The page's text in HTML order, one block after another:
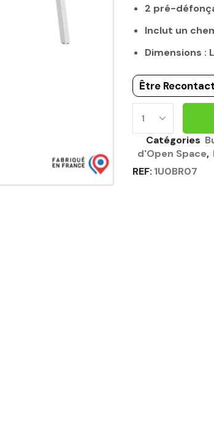
2 pré-
Inclut un
Dimensions :
Être
BUREAU
BENCH
ÉCHANCRÉ
180CM
BLANC
Catégories
d'Open Space,
REF: 1U0BR07